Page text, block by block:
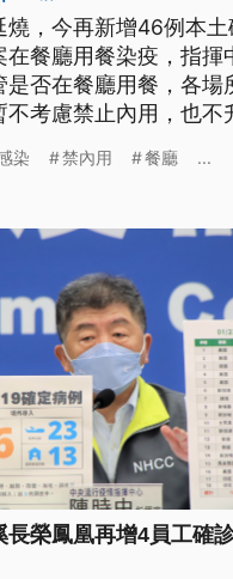
燒，今再新增46例本
在餐廳用餐染疫，指揮
是否在餐廳用餐，各場
考慮禁止內用，也不
染 禁內用 餐廳 ...
長榮鳳凰再增4員工確